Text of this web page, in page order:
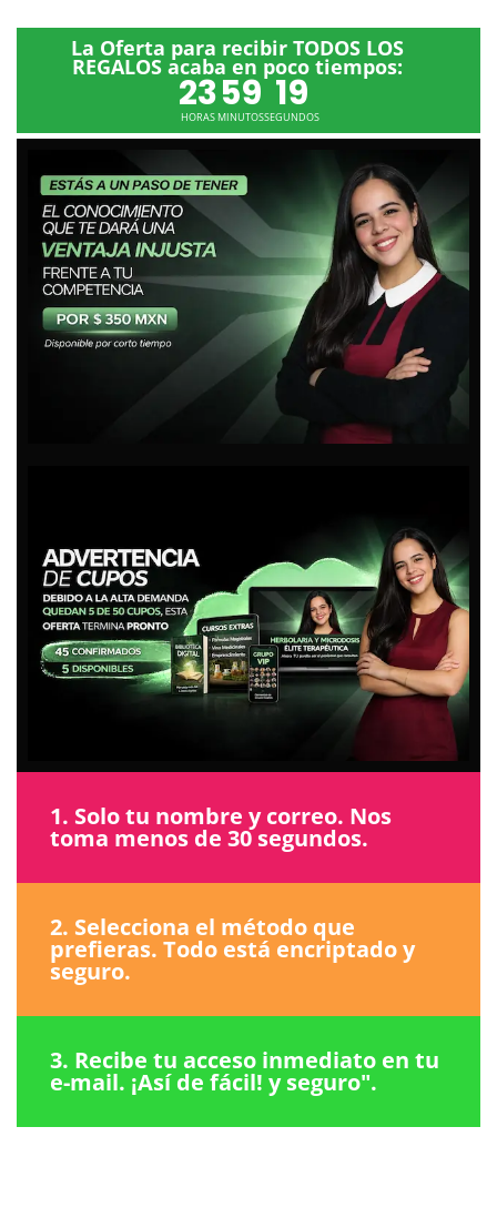
La Oferta para recibir TODOS LOS
REGALOS acaba en poco tiempos:
23
HORAS
59
MINUTOS
18
SEGUNDOS
1. Solo tu nombre y correo. Nos
toma menos de 30 segundos.
2. Selecciona el método que
prefieras. Todo está encriptado y
seguro.
3. Recibe tu acceso inmediato en tu
e-mail. ¡Así de fácil! y seguro".